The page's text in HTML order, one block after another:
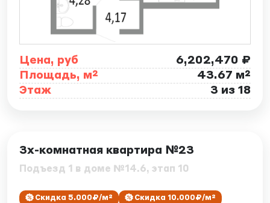
Цена, руб
6,202,470 ₽
Площадь, м²
43.67 м²
Этаж
3 из 18
3х-комнатная квартира №23
Подъезд 1 в доме №14.6, этап 10
Скидка 5.000₽/м² Скидка 10.000₽/м²